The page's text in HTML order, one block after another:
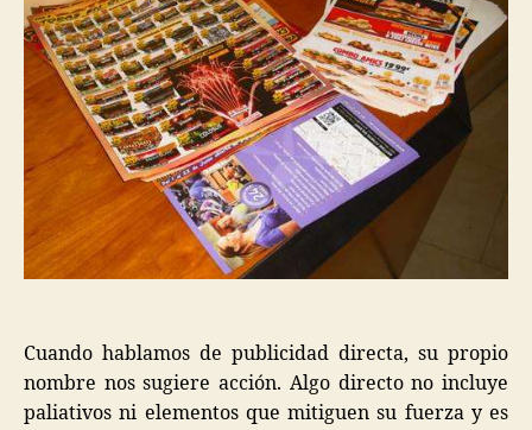
Cuando hablamos de publicidad directa, su propio
nombre nos sugiere acción. Algo directo no incluye
paliativos ni elementos que mitiguen su fuerza y es